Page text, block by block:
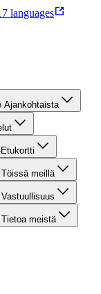
languages
Ajankohtaista
meillä
meistä